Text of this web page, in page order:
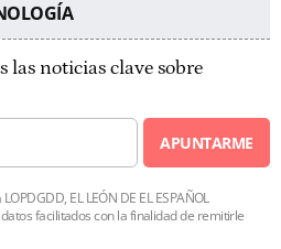
las noticias clave sobre
APUNTARME
EL LEÓN DE EL ESPAÑOL
datos facilitados con la finalidad de remitirle